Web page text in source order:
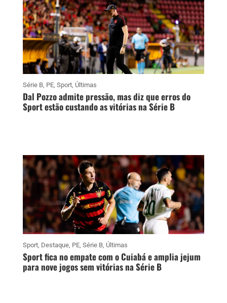
Série B, PE, Sport, Últimas
Dal Pozzo admite pressão, mas diz que erros do
Sport estão custando as vitórias na Série B
Sport, Destaque, PE, Série B, Últimas
Sport fica no empate com o Cuiabá e amplia jejum
para nove jogos sem vitórias na Série B